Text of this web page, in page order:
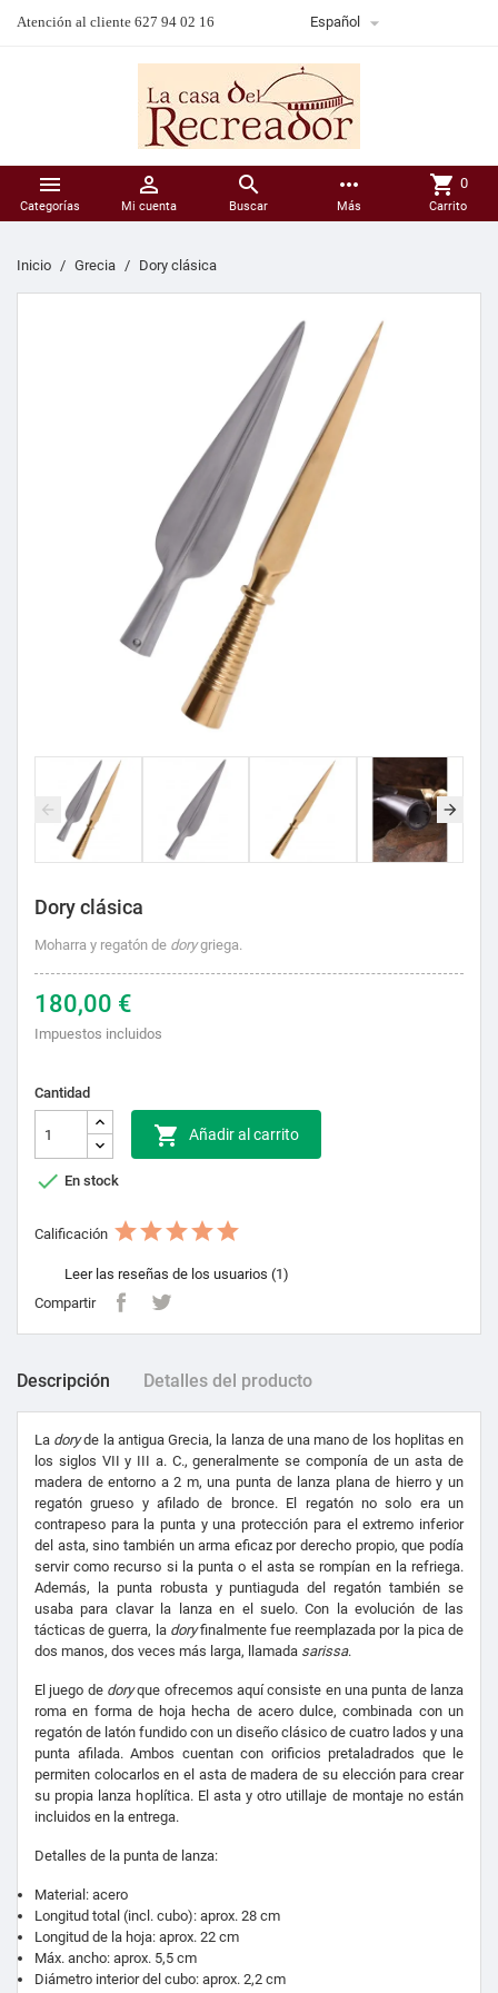
Atención al cliente 627 94 02 16 Español 

Categorías

Mi cuenta

Buscar
more_horiz
Más
shopping_cart 0
Carrito
Inicio Grecia Dory clásica
Dory clásica
Moharra y regatón de dorygriega.
180,00 €
Impuestos incluidos
Cantidad
 Añadir al carrito
 En stock
Calificación
Leer las reseñas de los usuarios (1)
Compartir
Descripción Detalles del producto
La doryde la antigua Grecia, la lanza de una mano de los hoplitas en
los siglos VII y III a. C., generalmente se componía de un asta de
madera de entorno a 2 m, una punta de lanza plana de hierro y un
regatón grueso y afilado de bronce. El regatón no solo era un
contrapeso para la punta y una protección para el extremo inferior
del asta, sino también un arma eficaz por derecho propio, que podía
servir como recurso si la punta o el asta se rompían en la refriega.
Además, la punta robusta y puntiaguda del regatón también se
usaba para clavar la lanza en el suelo. Con la evolución de las
tácticas de guerra, la doryfinalmente fue reemplazada por la pica de
dos manos, dos veces más larga, llamada sarissa.
El juego de doryque ofrecemos aquí consiste en una punta de lanza
roma en forma de hoja hecha de acero dulce, combinada con un
regatón de latón fundido con un diseño clásico de cuatro lados y una
punta afilada. Ambos cuentan con orificios pretaladrados que le
permiten colocarlos en el asta de madera de su elección para crear
su propia lanza hoplítica. El asta y otro utillaje de montaje no están
incluidos en la entrega.
Detalles de la punta de lanza:
Material: acero
Longitud total (incl. cubo): aprox. 28 cm
Longitud de la hoja: aprox. 22 cm
Máx. ancho: aprox. 5,5 cm
Diámetro interior del cubo: aprox. 2,2 cm